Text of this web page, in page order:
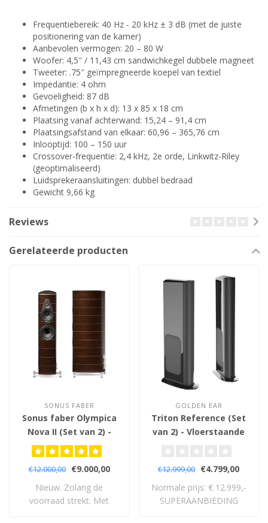
Frequentiebereik: 40 Hz - 20 kHz ± 3 dB (met de juiste
positionering van de kamer)
Aanbevolen vermogen: 20 – 80 W
Woofer: 4,5″ / 11,43 cm sandwichkegel dubbele magneet
Tweeter: .75″ geïmpregneerde koepel van textiel
Impedantie: 4 ohm
Gevoeligheid: 87 dB
Afmetingen (b x h x d): 13 x 85 x 18 cm
Plaatsing vanaf achterwand: 15,24 – 91,4 cm
Plaatsingsafstand van elkaar: 60,96 – 365,76 cm
Inlooptijd: 100 – 150 uur
Crossover-frequentie: 2,4 kHz, 2e orde, Linkwitz-Riley
(geoptimaliseerd)
Luidsprekeraansluitingen: dubbel bedraad
Gewicht 9,66 kg
Reviews
Gerelateerde producten
SONUS FABER
Sonus faber Olympica
Nova II (Set van 2) -
Vloerstaande
Luidsprekers
€12.000,00
€9.000,00
Nieuw. Zolang de
voorraad strekt. Met
GOLDEN EAR
Triton Reference (Set
van 2) - Vloerstaande
€12.999,00 €4.799,00
Normale prijs: € 12.999,-
SUPERAANBIEDING